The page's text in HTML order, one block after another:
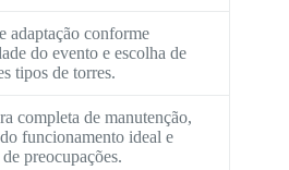
adaptação conforme
do evento e escolha de
tipos de torres.
completa de manutenção,
funcionamento ideal e
preocupações.